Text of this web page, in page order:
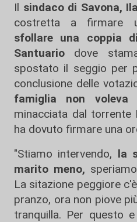
Il sindaco di Savona,
costretta a firmare
sfollare una coppia
Santuario dove
spostato il seggio per
conclusione delle
famiglia non voleva
minacciata dal torrente
ha dovuto firmare una
"Stiamo intervendo, la
marito meno,
La sitazione peggiore
pranzo, ora non piove
tranquilla. Per questo